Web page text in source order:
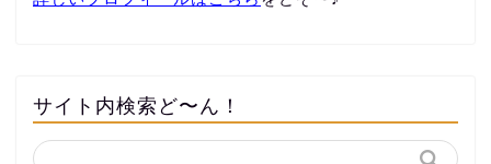
サイト内検索ど〜ん！